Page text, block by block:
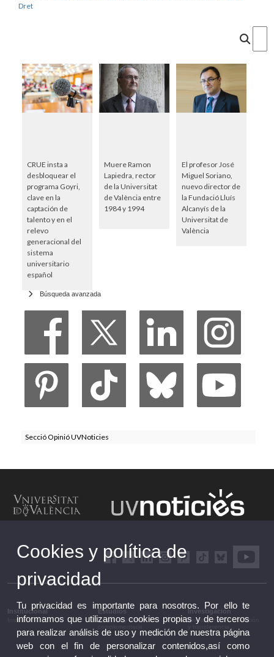
Dret
CRUE insta a
desbloquear el
programa Goyri,
clave en la
captación de
talento y en el
relevo
generacional del
sistema
universitario
español
Muere Ramon
Lapiedra, rector
de la Universitat
de València entre
1984 y 1994
El profesor José
Miguel Soriano,
nuevo director de
la Fundació Lluís
Alcanyís de la
Universitat de
València
Búsqueda avanzada
Secció Opinió UVNoticies
Institucional
Institucional
Estudios
Estudios y formación
Investigación
Investigación, innovación
Cookies y política de
privacidad
Tu privacidad es importante para nosotros. Por ello te
informamos que utilizamos cookies propias y de terceros
para realizar análisis de uso y medición de nuestra página
web con el fin de personalizar contenidos,así como